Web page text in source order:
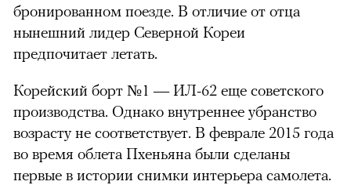
бронированном поезде. В отличие от отца
нынешний лидер Северной Кореи
предпочитает летать.
Корейский борт №1 — ИЛ-62 еще советского
производства. Однако внутреннее убранство
возрасту не соответствует. В феврале 2015 года
во время облета Пхеньяна были сделаны
первые в истории снимки интерьера самолета.